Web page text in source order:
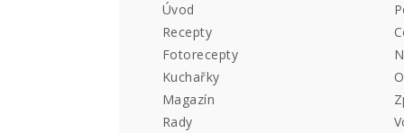
Úvod
Recepty
Fotorecepty
Kuchařky
Magazín
Rady